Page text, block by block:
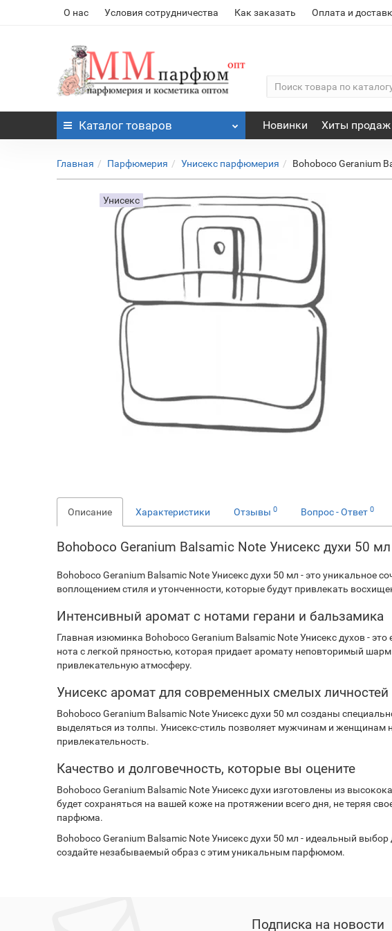
О нас Условия сотрудничества Как заказать Оплата и
Каталог товаров Новинки Хиты продаж
Главная Парфюмерия Унисекс парфюмерия Bohoboco Geranium
Унисекс
Описание Характеристики Отзывы0 Вопрос - Ответ0
Bohoboco Geranium Balsamic Note Унисекс духи 50
Bohoboco Geranium Balsamic Note Унисекс духи 50 мл - это
воплощением стиля и утонченности, которые будут привлекать
Интенсивный аромат с нотами герани и бальзамика
Главная изюминка Bohoboco Geranium Balsamic Note Унисекс духов -
нота с легкой пряностью, которая придает аромату неповторимый
привлекательную атмосферу.
Унисекс аромат для современных смелых личностей
Bohoboco Geranium Balsamic Note Унисекс духи 50 мл созданы
выделяться из толпы. Унисекс-стиль позволяет мужчинам и
привлекательность.
Качество и долговечность, которые вы оцените
Bohoboco Geranium Balsamic Note Унисекс духи изготовлены из
будет сохраняться на вашей коже на протяжении всего дня, не теряя
парфюма.
Bohoboco Geranium Balsamic Note Унисекс духи 50 мл - идеальный
создайте незабываемый образ с этим уникальным парфюмом.
Подписка на новости